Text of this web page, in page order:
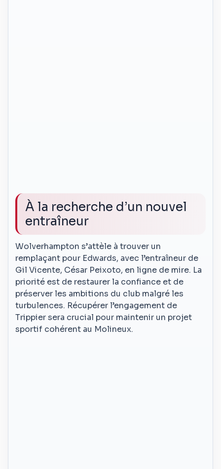
À la recherche d’un nouvel
entraîneur
Wolverhampton s’attèle à trouver un
remplaçant pour Edwards, avec l’entraîneur de
Gil Vicente, César Peixoto, en ligne de mire. La
priorité est de restaurer la confiance et de
préserver les ambitions du club malgré les
turbulences. Récupérer l’engagement de
Trippier sera crucial pour maintenir un projet
sportif cohérent au Molineux.